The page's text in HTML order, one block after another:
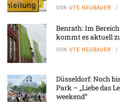
VON UTE NEUBAUER
Benrath: Im
kommt es aktuell
VON UTE NEUBAUER
Düsseldorf: Noch
Park – „Liebe das
weekend“